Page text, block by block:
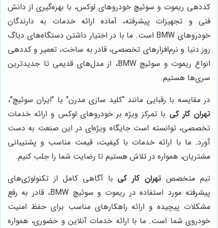
کددهی ریموت و سوئیچ خودروهای لوکس، با بهره‌گیری از دانش
فنی و تجهیزات پیشرفته، آماده ارائه خدمات به دارندگان
خودروهای BMW است. ما با در اختیار داشتن دستگاه‌های دیاگ
روز دنیا و نرم‌افزارهای تخصصی، قادر به ساخت، تعمیر و کددهی
انواع ریموت و سوئیچ BMW، از مدل‌های قدیمی تا جدیدترین
سری‌ها هستیم.
در مقایسه با رقبایی مانند "کلید سازی مدرن" یا "ایران سوئیچ"،
تهران کار کی با تمرکز ویژه بر خودروهای لوکس و ارائه خدمات
تخصصی، توانسته است جایگاه ویژه‌ای در این صنعت به دست
آورد. ما با ارائه خدمات با کیفیت، قیمت مناسب و پشتیبانی
مشتریان، همواره در تلاش هستیم تا رضایت شما را جلب کنیم.
تیم متخصص تهران کار کی با آگاهی کامل از تکنولوژی‌های
پیشرفته مورد استفاده در ریموت و سوئیچ BMW، قادر به رفع
مشکلات پیچیده و ارائه راهکارهای مناسب برای حفظ امنیت
خودروی شما است. ما با ارائه خدمات آنلاین و حضوری، همواره